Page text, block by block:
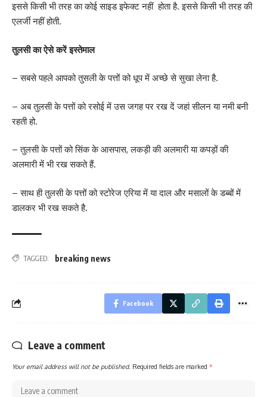
इससे किसी भी तरह का कोई साइड इफेक्ट नहीं होता है. इससे किसी भी तरह की
एलर्जी नहीं होती.
तुलसी का ऐसे करें इस्तेमाल
– सबसे पहले आपको तुसली के पत्तों को धूप में अच्छे से सुखा लेना है.
– अब तुलसी के पत्तों को रसोई में उस जगह पर रख दें जहां सीलन या नमी बनी
रहती हो.
– तुलसी के पत्तों को सिंक के आसपास, लकड़ी की अलमारी या कपड़ों की
अलमारी में भी रख सकते हैं.
– साथ ही तुलसी के पत्तों को स्टोरेज एरिया में या दाल और मसालों के डब्बों में
डालकर भी रख सकते है.
TAGGED: breaking news
Facebook
Leave a comment
Your email address will not be published. Required fields are marked *